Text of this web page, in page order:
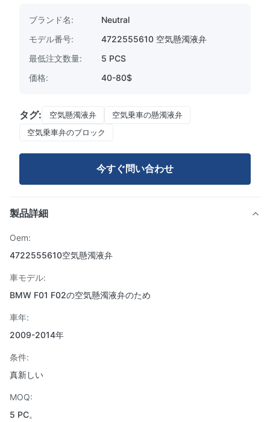
ブランド名:
Neutral
モデル番号:
4722555610 空気懸濁液弁
最低注文数量:
5 PCS
価格:
40-80$
タグ: 空気懸濁液弁
空気乗車の懸濁液弁
空気乗車弁のブロック
今すぐ問い合わせ
製品詳細
Oem:
4722555610空気懸濁液弁
車モデル:
BMW F01 F02の空気懸濁液弁のため
車年:
2009-2014年
条件:
真新しい
MOQ:
5 PC。